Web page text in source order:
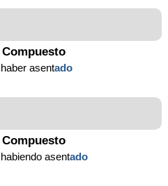
Compuesto
haber asentado
Compuesto
habiendo asentado